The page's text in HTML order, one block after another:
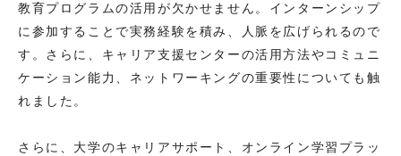
教育プログラムの活用が欠かせません。インターンシップ
に参加することで実務経験を積み、人脈を広げられるので
す。さらに、キャリア支援センターの活用方法やコミュニ
ケーション能力、ネットワーキングの重要性についても触
れました。
さらに、大学のキャリアサポート、オンライン学習プラッ